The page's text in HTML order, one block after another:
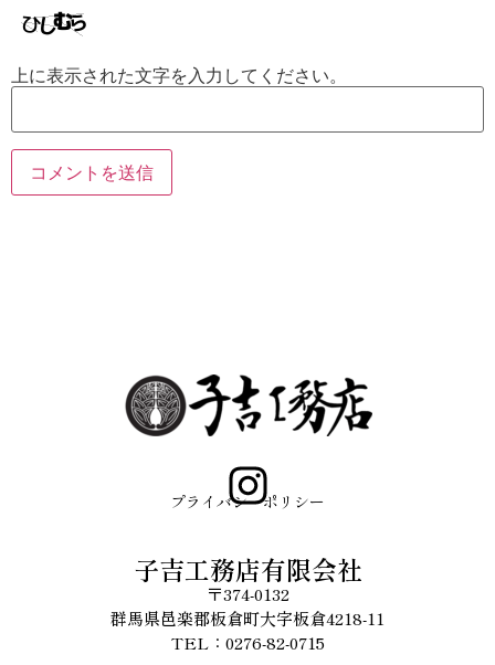
上に表示された文字を入力してください。
プライバシーポリシー
子吉工務店有限会社
〒374-0132
群馬県邑楽郡板倉町大字板倉4218-11
TEL：0276-82-0715